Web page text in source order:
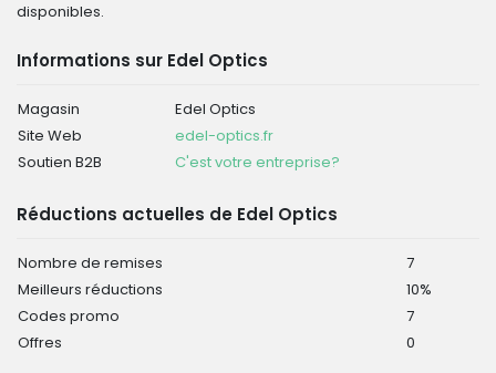
disponibles.
Informations sur Edel Optics
Magasin
Edel Optics
Site Web
edel-optics.fr
Soutien B2B
C'est votre entreprise?
Réductions actuelles de Edel Optics
Nombre de remises
7
Meilleurs réductions
10%
Codes promo
7
Offres
0